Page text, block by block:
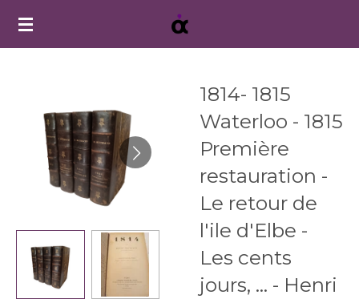
Passer
1814- 1815
Waterloo - 1815
Première
restauration -
Le retour de
l'ile d'Elbe -
Les cents
jours, ... - Henri